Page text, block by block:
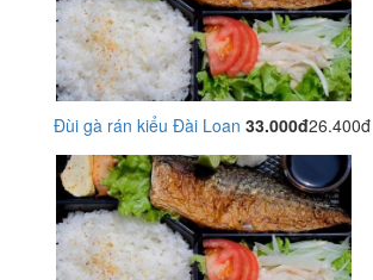
Đùi gà rán kiểu Đài Loan 33.000đ26.400đ